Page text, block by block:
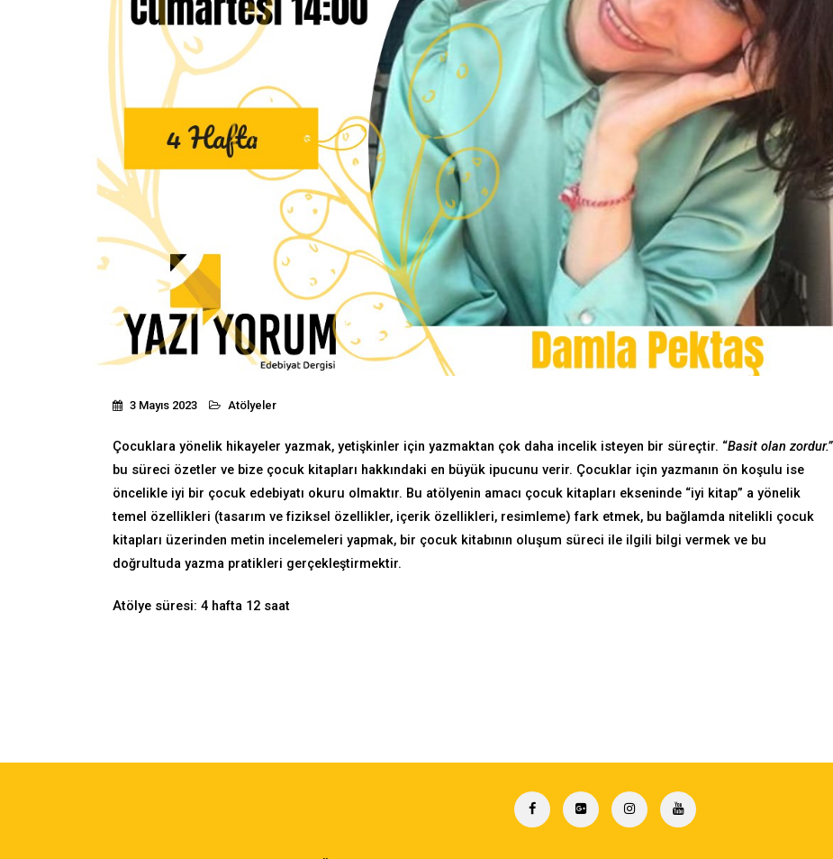
3 Mayıs 2023 Atölyeler
Çocuklara yönelik hikayeler yazmak, yetişkinler için yazmaktan çok daha incelik isteyen bir süreçtir. “Basit olan zordur.”
bu süreci özetler ve bize çocuk kitapları hakkındaki en büyük ipucunu verir. Çocuklar için yazmanın ön koşulu ise
öncelikle iyi bir çocuk edebiyatı okuru olmaktır. Bu atölyenin amacı çocuk kitapları ekseninde “iyi kitap” a yönelik
temel özellikleri (tasarım ve fiziksel özellikler, içerik özellikleri, resimleme) fark etmek, bu bağlamda nitelikli çocuk
kitapları üzerinden metin incelemeleri yapmak, bir çocuk kitabının oluşum süreci ile ilgili bilgi vermek ve bu
doğrultuda yazma pratikleri gerçekleştirmektir.
Atölye süresi: 4 hafta 12 saat